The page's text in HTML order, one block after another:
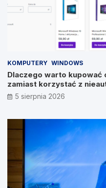
KOMPUTERY WINDOWS
Dlaczego warto kupować
zamiast korzystać z
5 sierpnia 2026